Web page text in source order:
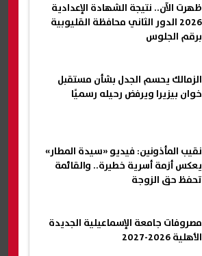
ظهرت الآن.. نتيجة الشهادة الإعدادية
2026 الدور الثاني محافظة القليوبية
برقم الجلوس
الزمالك يحسم الجدل بشأن مستقبل
خوان بيزيرا ويرفض رحيله رسميًا
نقيب المأذونين: فيديو «سيدة المطار»
يعكس أزمة أسرية خطيرة.. والقائمة
تحفظ حق الزوجة
مصروفات جامعة الإسماعيلية الجديدة
الأهلية 2026-2027